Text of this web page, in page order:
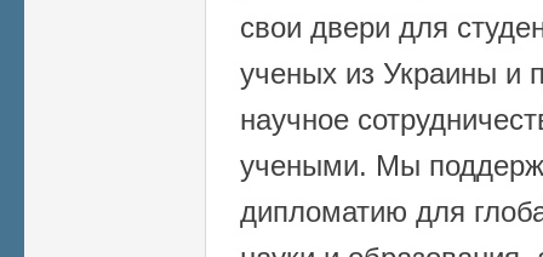
свои двери для
ученых из Украины и
научное
учеными. Мы
дипломатию для